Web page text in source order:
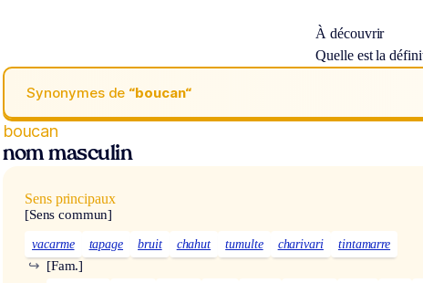
À découvrir
Quelle est la
Synonymes de “boucan“
boucan
nom masculin
Sens principaux
[Sens commun]
vacarme tapage bruit chahut tumulte charivari tintamarre
[Fam.]
↪